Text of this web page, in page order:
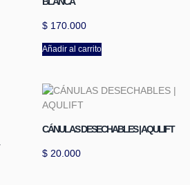
$ 170.000
Añadir al carrito
CÁNULAS DESECHABLES | AQULIFT
$ 20.000